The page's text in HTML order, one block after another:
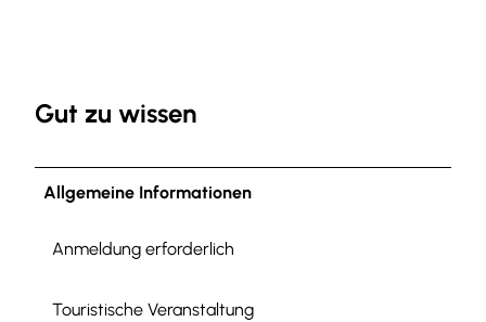
Gut zu wissen
Allgemeine Informationen
Anmeldung erforderlich
Touristische Veranstaltung